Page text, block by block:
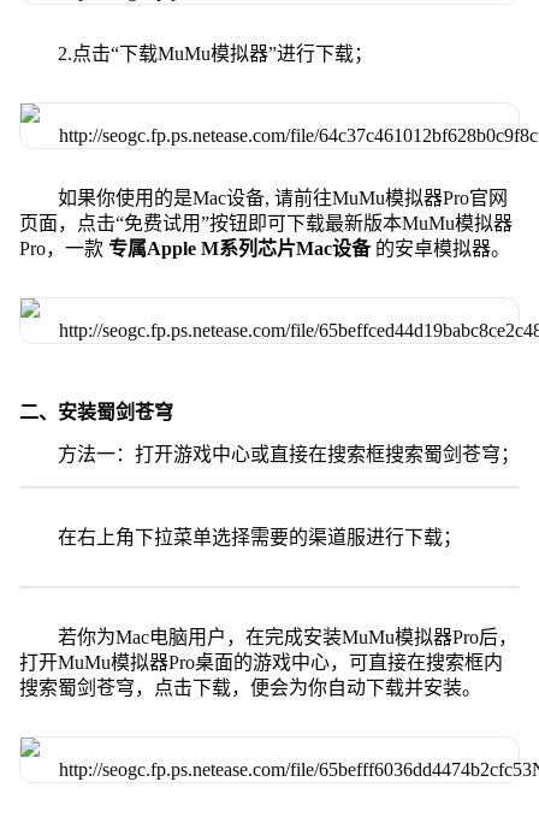
2.点击“下载MuMu模拟器”进行下载；
如果你使用的是Mac设备, 请前往MuMu模拟器Pro官网
页面，点击“免费试用”按钮即可下载最新版本MuMu模拟器
Pro，一款 专属Apple M系列芯片Mac设备 的安卓模拟器。
二、安装蜀剑苍穹
方法一：打开游戏中心或直接在搜索框搜索蜀剑苍穹；
在右上角下拉菜单选择需要的渠道服进行下载；
若你为Mac电脑用户，在完成安装MuMu模拟器Pro后，
打开MuMu模拟器Pro桌面的游戏中心，可直接在搜索框内
搜索蜀剑苍穹，点击下载，便会为你自动下载并安装。